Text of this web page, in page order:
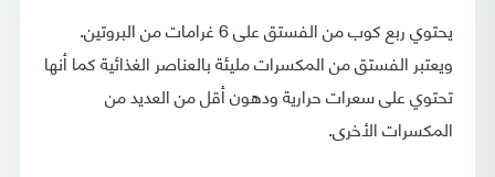
يحتوي ربع كوب من الفستق على 6 غرامات من البروتين.
ويعتبر الفستق من المكسرات مليئة بالعناصر الغذائية كما أنها
تحتوي على سعرات حرارية ودهون أقل من العديد من
المكسرات الأخرى.